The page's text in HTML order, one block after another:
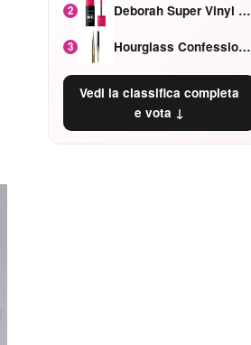
2 Deborah Super Vinyl Shake Rosa Ciliegia
3 Hourglass Confession Ricaricabile Ultra Preciso Ad Alta Intensità Secretly Classic Red
Vedi la classifica completa
e vota ↓